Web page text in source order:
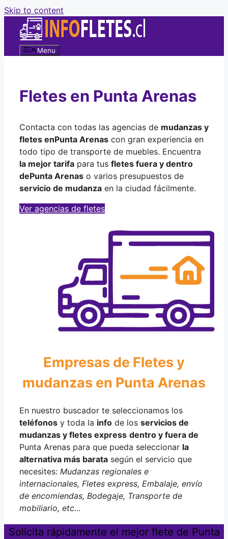
Skip to content
Menu
Fletes en Punta Arenas
Contacta con todas las agencias de mudanzas y
fletes enPunta Arenas con gran experiencia en
todo tipo de transporte de muebles. Encuentra
la mejor tarifa para tus fletes fuera y dentro
dePunta Arenas o varios presupuestos de
servicio de mudanza en la ciudad fácilmente.
Ver agencias de fletes
Empresas de Fletes y
mudanzas en Punta Arenas
En nuestro buscador te seleccionamos los
teléfonos y toda la info de los servicios de
mudanzas y fletes express dentro y fuera de
Punta Arenas para que pueda seleccionar la
alternativa más barata según el servicio que
necesites: Mudanzas regionales e
internacionales, Fletes express, Embalaje, envío
de encomiendas, Bodegaje, Transporte de
mobiliario, etc…
Solicita rápidamente el mejor flete de Punta